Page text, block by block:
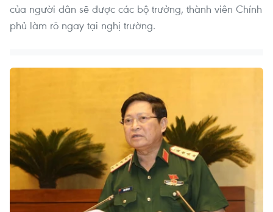
của người dân sẽ được các bộ trưởng, thành viên Chính
phủ làm rõ ngay tại nghị trường.